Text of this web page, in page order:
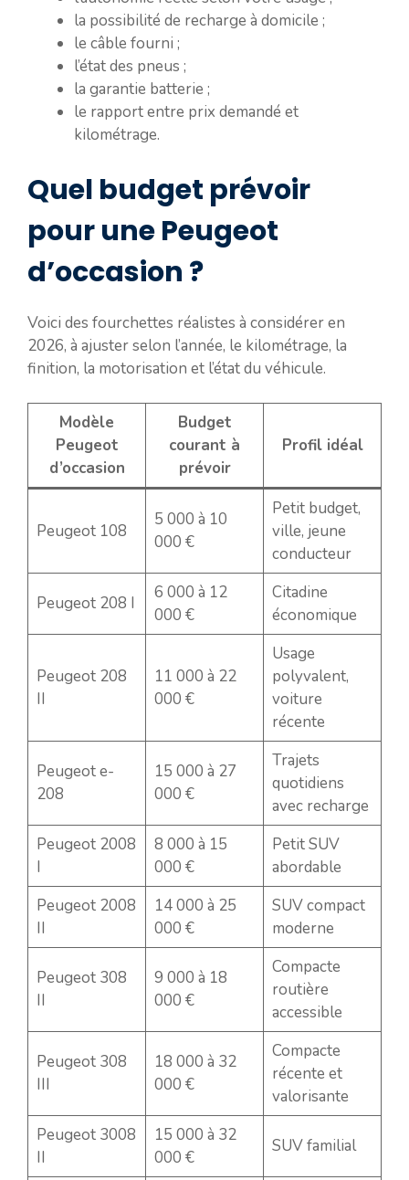
la possibilité de recharge à domicile ;
le câble fourni ;
l’état des pneus ;
la garantie batterie ;
le rapport entre prix demandé et
kilométrage.
Quel budget prévoir
pour une Peugeot
d’occasion ?
Voici des fourchettes réalistes à considérer en
2026, à ajuster selon l’année, le kilométrage, la
finition, la motorisation et l’état du véhicule.
Modèle
Peugeot
d’occasion
Budget
courant à
prévoir
Profil idéal
Peugeot 108
5 000 à 10
000 €
Petit budget,
ville, jeune
conducteur
Peugeot 208 I
6 000 à 12
000 €
Citadine
économique
Peugeot 208
II
11 000 à 22
000 €
Usage
polyvalent,
voiture
récente
Peugeot e-
208
15 000 à 27
000 €
Trajets
quotidiens
avec recharge
Peugeot 2008
I
8 000 à 15
000 €
Petit SUV
abordable
Peugeot 2008
II
14 000 à 25
000 €
SUV compact
moderne
Peugeot 308
II
9 000 à 18
000 €
Compacte
routière
accessible
Peugeot 308
III
18 000 à 32
000 €
Compacte
récente et
valorisante
Peugeot 3008
II
15 000 à 32
000 €
SUV familial